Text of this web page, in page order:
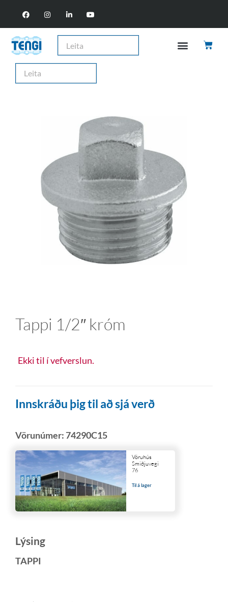
Tappi 1/2″ króm
Ekki til í vefverslun.
Innskráðu þig til að sjá verð
Vörunúmer:74290C15
Vöruhús
Smiðjuvegi
76
Til á lager
Lýsing
TAPPI